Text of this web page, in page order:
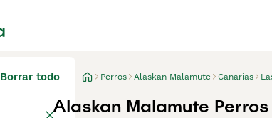
Borrar todo Perros Alaskan Malamute Canarias
Alaskan Malamute